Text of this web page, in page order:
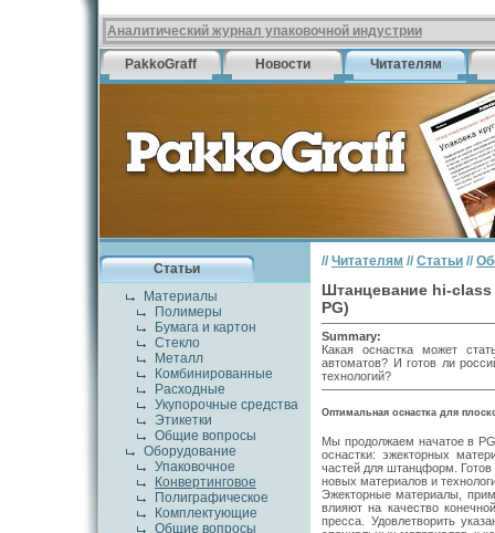
Аналитический журнал упаковочной индустрии
PakkoGraff Новости Читателям
Статьи
Материалы
Полимеры
Бумага и картон
Стекло
Металл
Комбинированные
Расходные
Укупорочные средства
Этикетки
Общие вопросы
Оборудование
Упаковочное
Конвертинговое
Полиграфическое
Комплектующие
Общие вопросы
// Читателям // Статьи //
Штанцевание hi-
PG)
Summary:
Какая оснастка может
автоматов? И готов ли
технологий?
Оптимальная оснастка для
Мы продолжаем начатое в
оснастки: эжекторных
частей для штанцформ.
новых материалов и
Эжекторные материалы,
влияют на качество
пресса. Удовлетворить